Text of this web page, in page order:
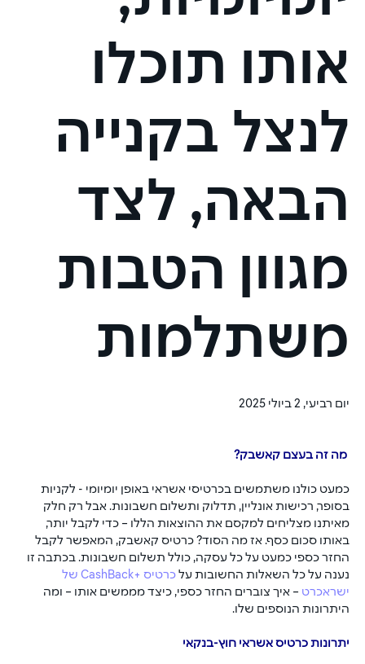
אותו תוכלו
לנצל בקנייה
הבאה, לצד
מגוון הטבות
משתלמות
יום רביעי, 2 ביולי 2025
כמעט כולנו משתמשים בכרטיסי אשראי באופן יומיומי - לקניות
בסופר, רכישות אונליין, תדלוק ותשלום חשבונות. אבל רק חלק
מאיתנו מצליחים למקסם את ההוצאות הללו – כדי לקבל יותר,
באותו סכום כסף. אז מה הסוד? כרטיס קאשבק, המאפשר לקבל
החזר כספי כמעט על כל עסקה, כולל תשלום חשבונות. בכתבה זו
נענה על כל השאלות החשובות על
כרטיס +CashBack של
ישראכרט – איך צוברים החזר כספי, כיצד מממשים אותו – ומה
היתרונות הנוספים שלו.
יתרונות כרטיס אשראי חוץ-בנקאי